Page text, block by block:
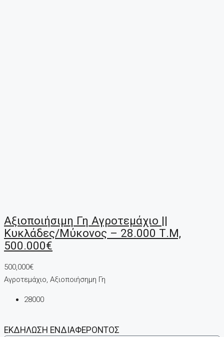
Αξιοποιήσιμη Γη Αγροτεμάχιο ||
Κυκλάδες/Μύκονος – 28.000 Τ.μ,
500.000€
500,000€
Αγροτεμάχιο, Αξιοποιήσημη Γη
28000
ΕΚΔΗΛΩΣΗ ΕΝΔΙΑΦΕΡΟΝΤΟΣ